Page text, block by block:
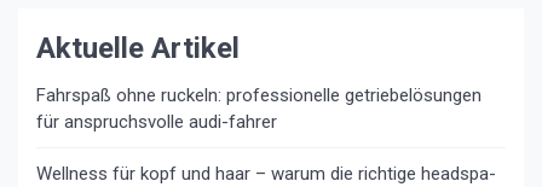
Aktuelle Artikel
Fahrspaß ohne ruckeln: professionelle getriebelösungen
für anspruchsvolle audi-fahrer
Wellness für kopf und haar – warum die richtige headspa-